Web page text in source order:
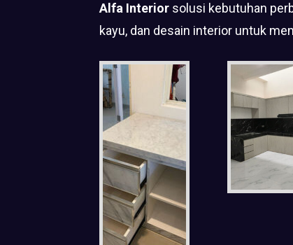
Alfa Interior solusi kebutuhan
kayu, dan desain interior untuk